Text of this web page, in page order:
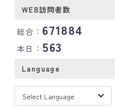
WEB訪問者数
総合： 671884
本日： 563
Language